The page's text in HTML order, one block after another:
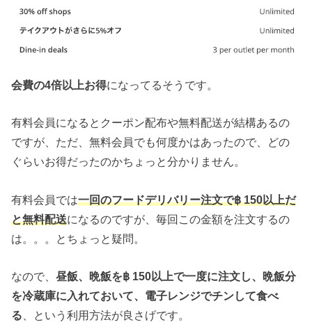
会費の4倍以上お得になってるそうです。
有料会員になるとクーポン配布や無料配送が結構あるの
ですが、ただ、無料会員でも何度かはあったので、どの
ぐらいお得だったのかちょっと分かりません。
有料会員では一回のフードデリバリー注文で฿ 150以上だ
と無料配送になるのですが、毎回この金額を注文するの
は。。。とちょっと疑問。
なので、昼飯、晩飯を฿ 150以上で一度に注文し、晩飯分
を冷蔵庫に入れておいて、電子レンジでチンして食べ
る 、という利用方法が良さげです。